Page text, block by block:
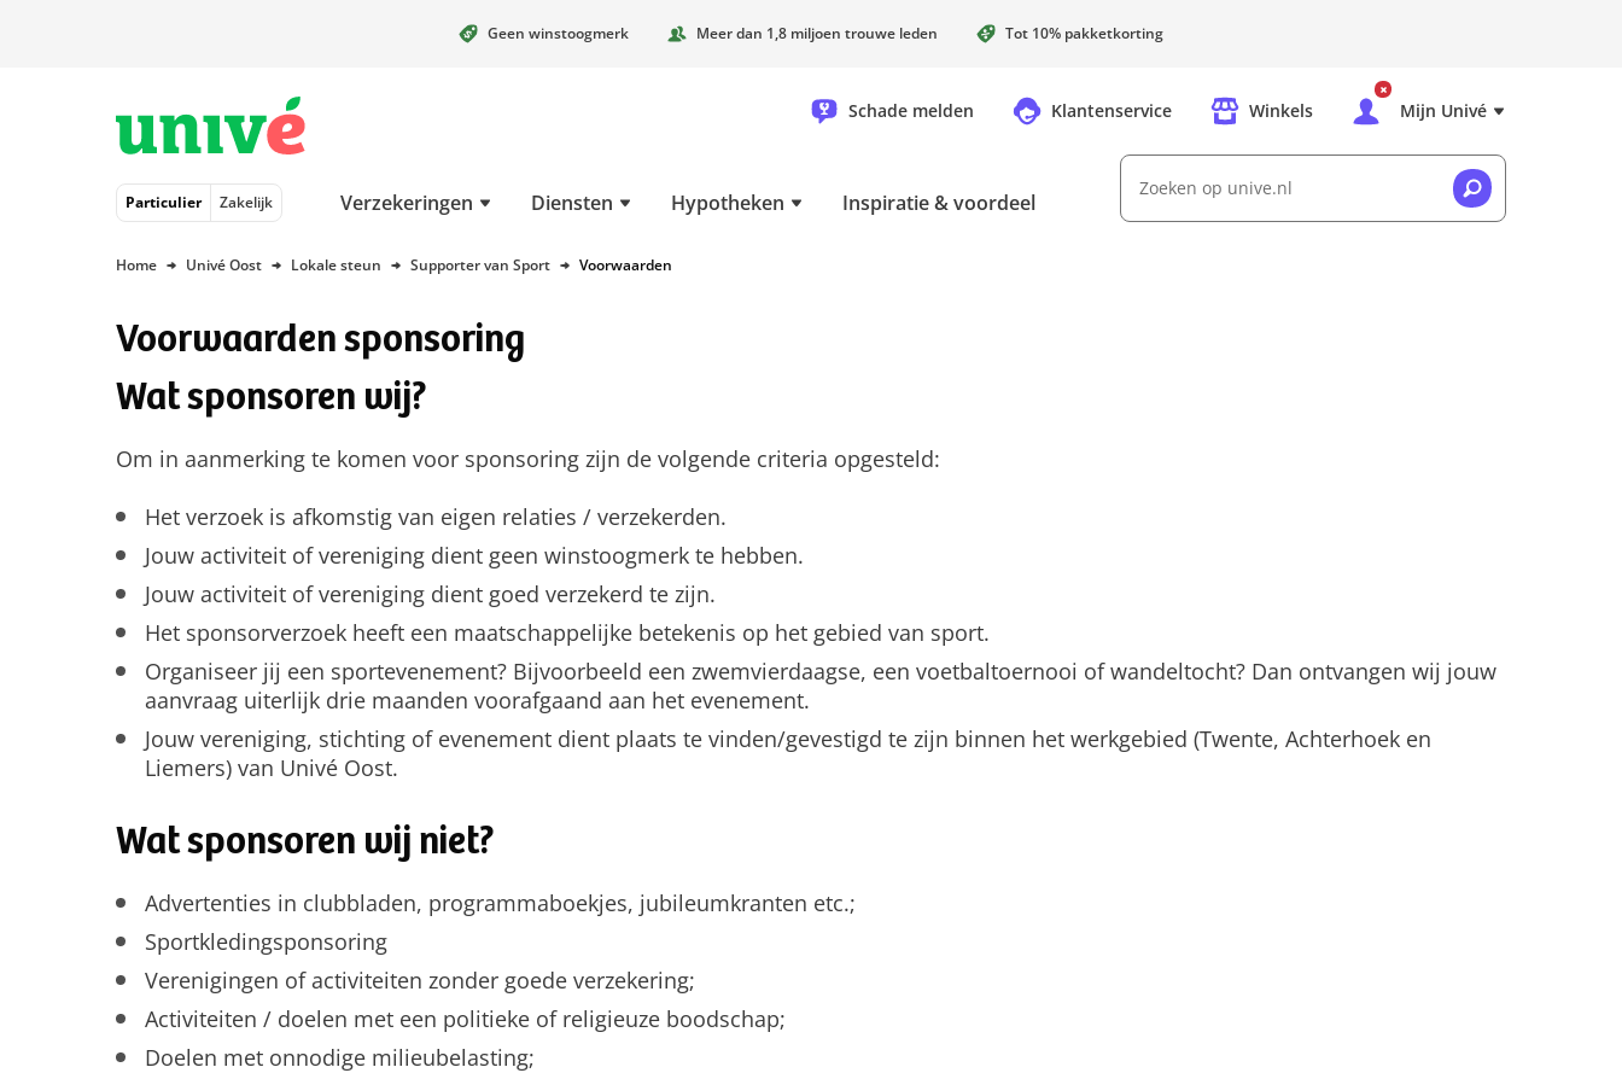
Geen winstoogmerk Meer dan 1,8 miljoen trouwe leden Tot 10% pakketkorting
Schade melden Klantenservice Winkels Mijn Univé
Particulier Zakelijk Verzekeringen Diensten Hypotheken Inspiratie & voordeel
Zoeken op unive.nl
Home Univé Oost Lokale steun Supporter van Sport Voorwaarden
Voorwaarden sponsoring
Wat sponsoren wij?
Om in aanmerking te komen voor sponsoring zijn de volgende criteria opgesteld:
Het verzoek is afkomstig van eigen relaties / verzekerden.
Jouw activiteit of vereniging dient geen winstoogmerk te hebben.
Jouw activiteit of vereniging dient goed verzekerd te zijn.
Het sponsorverzoek heeft een maatschappelijke betekenis op het gebied van sport.
Organiseer jij een sportevenement? Bijvoorbeeld een zwemvierdaagse, een voetbaltoernooi of wandeltocht? Dan ontvangen wij jouw
aanvraag uiterlijk drie maanden voorafgaand aan het evenement.
Jouw vereniging, stichting of evenement dient plaats te vinden/gevestigd te zijn binnen het werkgebied (Twente, Achterhoek en
Liemers) van Univé Oost.
Wat sponsoren wij niet?
Advertenties in clubbladen, programmaboekjes, jubileumkranten etc.;
Sportkledingsponsoring
Verenigingen of activiteiten zonder goede verzekering;
Activiteiten / doelen met een politieke of religieuze boodschap;
Doelen met onnodige milieubelasting;